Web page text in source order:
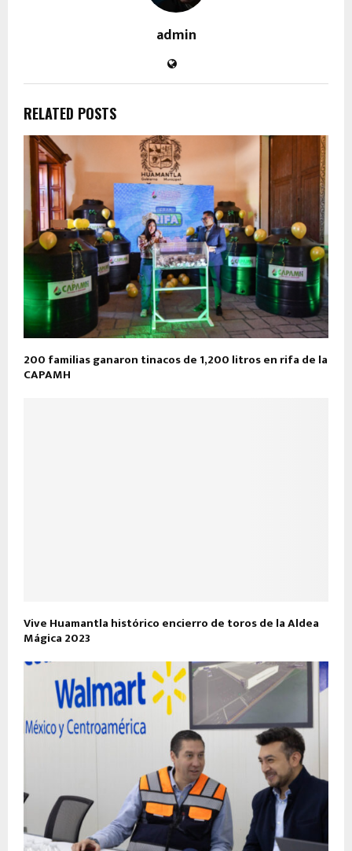
admin
RELATED POSTS
200 familias ganaron tinacos de 1,200 litros en rifa de la
CAPAMH
Vive Huamantla histórico encierro de toros de la Aldea
Mágica 2023